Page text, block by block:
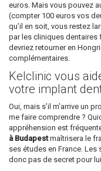
euros. Mais vous pouvez
(compter 100 euros vos
qu’il en soit, vous restez
par les cliniques dentaires
devriez retourner en
complémentaires.
Kelclinic vous
votre implant
Oui, mais s’il m’arrive un
me faire comprendre ?
appréhension est
à Budapestmaîtrisera le
ses études en France. Les
donc pas de secret pour